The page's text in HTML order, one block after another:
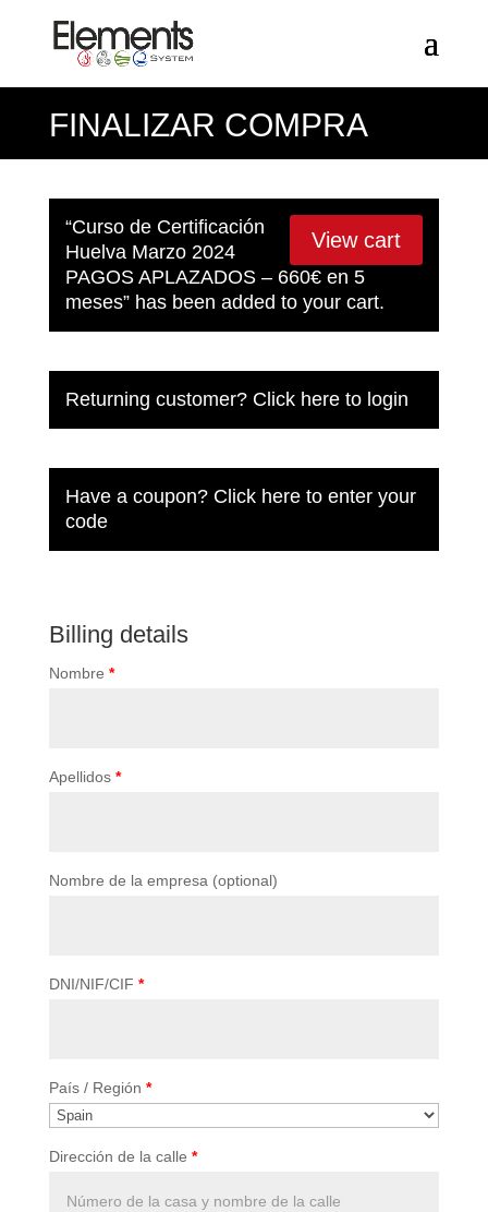
FINALIZAR COMPRA
View cart
“Curso de Certificación
Huelva Marzo 2024
PAGOS APLAZADOS – 660€ en 5
meses” has been added to your cart.
Returning customer? Click here to login
Have a coupon? Click here to enter your
code
Billing details
Nombre *
Apellidos *
Nombre de la empresa (optional)
DNI/NIF/CIF *
País / Región *
Dirección de la calle *